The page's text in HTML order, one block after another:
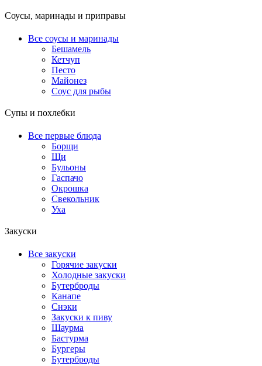
Соусы, маринады и приправы
Все соусы и маринады
Бешамель
Кетчуп
Песто
Майонез
Соус для рыбы
Супы и похлебки
Все первые блюда
Борщи
Щи
Бульоны
Гаспачо
Окрошка
Свекольник
Уха
Закуски
Все закуски
Горячие закуски
Холодные закуски
Бутерброды
Канапе
Снэки
Закуски к пиву
Шаурма
Бастурма
Бургеры
Бутерброды